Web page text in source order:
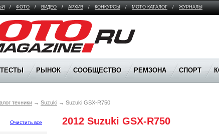
/ ФОТО / ВИДЕО / АРХИВ / КОНКУРСЫ / МОТО КАТАЛОГ / ЖУРНАЛЫ
ТЕСТЫ РЫНОК СООБЩЕСТВО РЕМЗОНА СПОРТ
техники → Suzuki → Suzuki GSX-R750
Очистить все 2012 Suzuki GSX-R750